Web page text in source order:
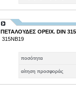
ΠΕΤΑΛΟΥΔΕΣ ΟΡΕΙΧ. DIN
315ΝΒ19
ποσότητα
αίτηση προσφοράς